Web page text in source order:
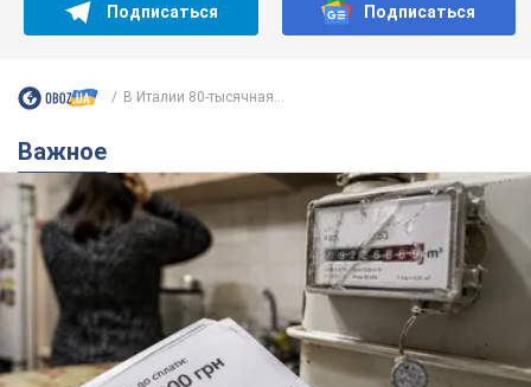
Подписаться Подписаться
В Италии 80-тысячная...
Важное